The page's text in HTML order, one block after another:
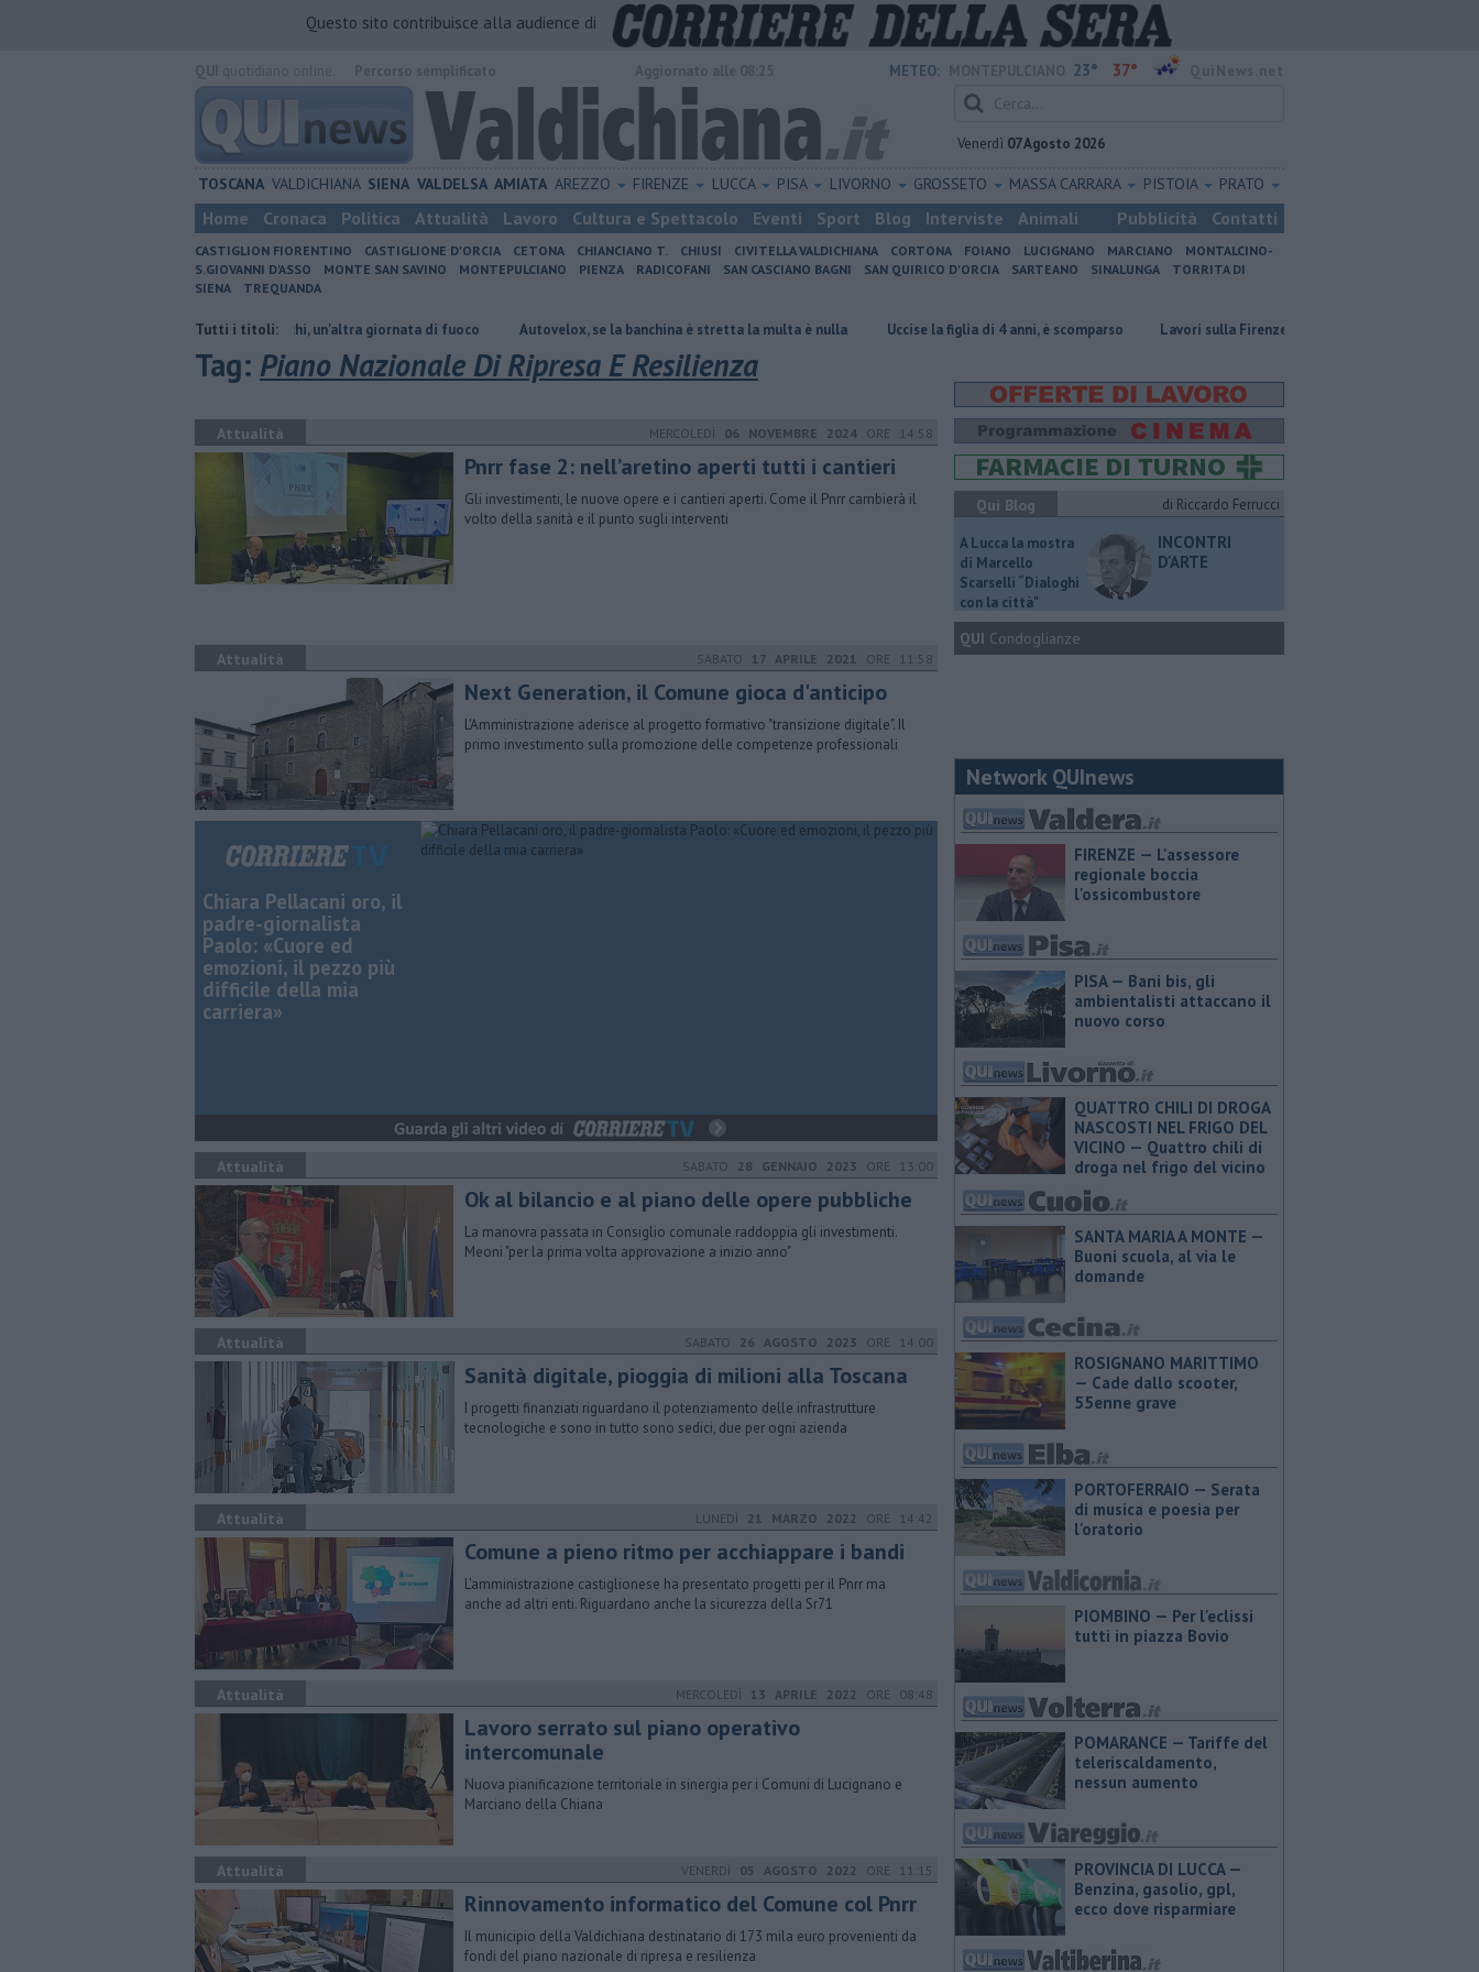
Questo sito contribuisce alla audience di
METEO: 23° 37°
Venerdì 07 Agosto 2026
TOSCANA VALDICHIANA SIENA VALDELSA AMIATA AREZZO FIRENZE LUCCA PISA LIVORNO GROSSETO MASSA CARRARA PISTOIA PRATO
Home Cronaca Politica Attualità Lavoro Cultura e Spettacolo Eventi Sport Blog Interviste Animali Pubblicità Contatti
CASTIGLION FIORENTINO CASTIGLIONE D'ORCIA CETONA CHIANCIANO T. CHIUSI CIVITELLA VALDICHIANA CORTONA FOIANO LUCIGNANO MARCIANO
MONTALCINO-
S.GIOVANNI D'ASSO
MONTE SAN SAVINO MONTEPULCIANO PIENZA RADICOFANI SAN CASCIANO BAGNI SAN QUIRICO D'ORCIA SARTEANO SINALUNGA
TORRITA DI
SIENA
TREQUANDA
Tutti i titoli:
Incendi nei boschi, un'altra giornata di fuoco Autovelox, se la banchina è stretta la multa è nulla Uccise la figlia di 4 anni, è scomparso Lavori sulla Firenze-Roma, i treni cambiano orario
Tag: Piano Nazionale Di Ripresa E Resilienza
Attualità MERCOLEDÌ 06 NOVEMBRE 2024 ORE 14:58
​Pnrr fase 2: nell’aretino aperti tutti i cantieri
Gli investimenti, le nuove opere e i cantieri aperti. Come il Pnrr cambierà il
volto della sanità e il punto sugli interventi
Attualità SABATO 17 APRILE 2021 ORE 11:58
Next Generation, il Comune gioca d'anticipo
L'Amministrazione aderisce al progetto formativo "transizione digitale". Il
primo investimento sulla promozione delle competenze professionali
Chiara Pellacani oro, il
padre-giornalista
Paolo: «Cuore ed
emozioni, il pezzo più
difficile della mia
carriera»
Attualità SABATO 28 GENNAIO 2023 ORE 13:00
Ok al bilancio e al piano delle opere pubbliche
La manovra passata in Consiglio comunale raddoppia gli investimenti.
Meoni "per la prima volta approvazione a inizio anno"
Attualità SABATO 26 AGOSTO 2023 ORE 14:00
Sanità digitale, pioggia di milioni alla Toscana
I progetti finanziati riguardano il potenziamento delle infrastrutture
tecnologiche e sono in tutto sono sedici, due per ogni azienda
Attualità LUNEDÌ 21 MARZO 2022 ORE 14:42
Comune a pieno ritmo per acchiappare i bandi
L'amministrazione castiglionese ha presentato progetti per il Pnrr ma
anche ad altri enti. Riguardano anche la sicurezza della Sr71
Attualità MERCOLEDÌ 13 APRILE 2022 ORE 08:48
Lavoro serrato sul piano operativo
intercomunale
Nuova pianificazione territoriale in sinergia per i Comuni di Lucignano e
Marciano della Chiana
Attualità VENERDÌ 05 AGOSTO 2022 ORE 11:15
Rinnovamento informatico del Comune col Pnrr
Il municipio della Valdichiana destinatario di 173 mila euro provenienti da
fondi del piano nazionale di ripresa e resilienza
Qui Blog di Riccardo Ferrucci
A Lucca la mostra
di Marcello
Scarselli “Dialoghi
con la città"
INCONTRI
D'ARTE
QUI Condoglianze
Network QUInews
FIRENZE — L'assessore
regionale boccia
l'ossicombustore
PISA — Bani bis, gli
ambientalisti attaccano il
nuovo corso
QUATTRO CHILI DI DROGA
NASCOSTI NEL FRIGO DEL
VICINO — Quattro chili di
droga nel frigo del vicino
SANTA MARIA A MONTE —
Buoni scuola, al via le
domande
ROSIGNANO MARITTIMO
— Cade dallo scooter,
55enne grave
PORTOFERRAIO — Serata
di musica e poesia per
l'oratorio
PIOMBINO — Per l'eclissi
tutti in piazza Bovio
POMARANCE — Tariffe del
teleriscaldamento,
nessun aumento
PROVINCIA DI LUCCA — ​
Benzina, gasolio, gpl,
ecco dove risparmiare